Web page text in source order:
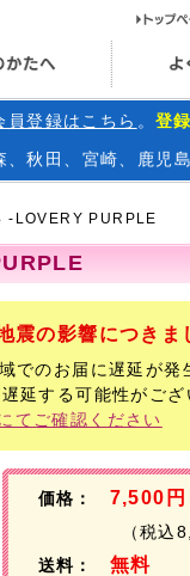
様へ 初めての
員登録はこちら 。登
秋田、宮崎、鹿児
-LOVERY PURPLE
震の影響につきま
でのお届に遅延が発
延する可能性がござ
てご確認ください
価格： 7,500円
（税込
送料：
無料